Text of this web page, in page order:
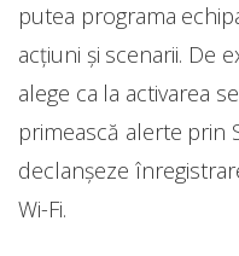
putea programa
acțiuni și scenarii. De
alege ca la activarea
primească alerte prin
declanșeze
Wi-Fi.